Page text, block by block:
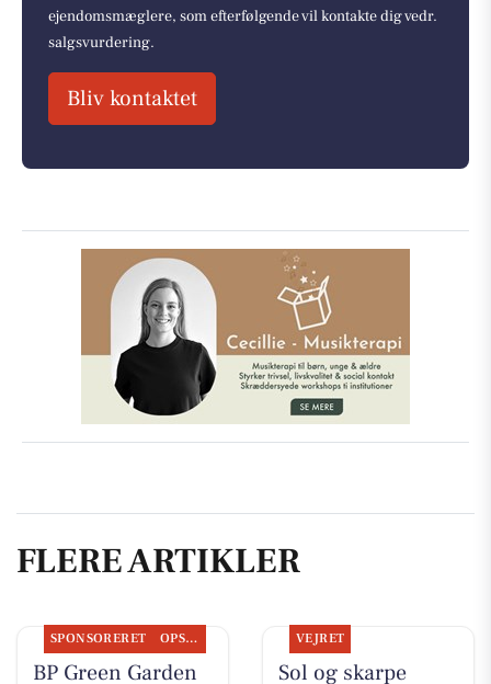
ejendomsmæglere, som efterfølgende vil kontakte dig vedr.
salgsvurdering.
Bliv kontaktet
FLERE ARTIKLER
SPONSORERET OPSLAGSTAVLEN
BP Green Garden
VEJRET
Sol og skarpe